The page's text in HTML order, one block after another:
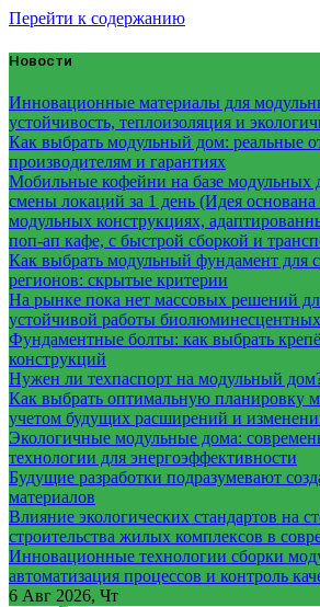
Перейти к содержанию
Новости
Инновационные материалы для
устойчивость, теплоизоляция и
Как выбрать модульный дом: реальные
производителям и гарантиях
Мобильные кофейни на базе модульных
смены локаций за 1 день (Идея
модульных конструкциях,
поп-ап кафе, с быстрой сборкой и
Как выбрать модульный фундамент для
регионов: скрытые критерии
На рынке пока нет массовых решений
устойчивой работы
Фундаментные болты: как выбрать
конструкций
Нужен ли техпаспорт на модульный
Как выбрать оптимальную планировку
учетом будущих расширений и
Экологичные модульные дома:
технологии для энергоэффективности
Будущие разработки подразумевают
материалов
Влияние экологических стандартов на
строительства жилых комплексов в
Инновационные технологии сборки
автоматизация процессов и контроль
6 Авг 2026, Чт